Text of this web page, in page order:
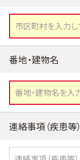
番地・建物名
連絡事項（疾患等）